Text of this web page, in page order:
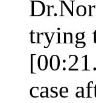
trying
case